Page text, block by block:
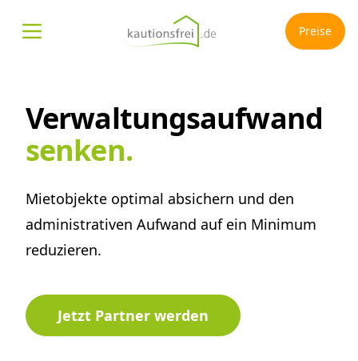
Menü öffnen Preise
Verwaltungs­aufwand
senken.
Mietobjekte optimal absichern und den
administrativen Aufwand auf ein Minimum
reduzieren.
Jetzt Partner werden